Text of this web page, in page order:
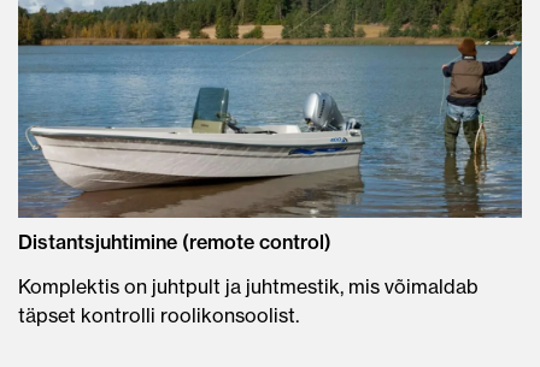
Distantsjuhtimine (remote control)
Komplektis on juhtpult ja juhtmestik, mis võimaldab
täpset kontrolli roolikonsoolist.